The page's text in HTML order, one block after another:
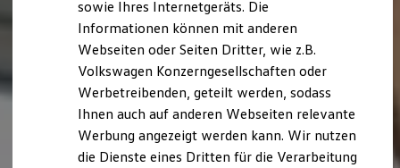
Lifestyle Shop
T-Roc Kollektion
Golf Kollektion
ID. Kollektion
Volkswagen Kollektion
R-Kollektion
GTI Kollektion
Fußball Drop
we drive football
sowie Ihres Internetgeräts. Die
Informationen können mit anderen
Webseiten oder Seiten Dritter, wie z.B.
Volkswagen Konzerngesellschaften oder
Werbetreibenden, geteilt werden, sodass
Ihnen auch auf anderen Webseiten relevante
Werbung angezeigt werden kann. Wir nutzen
die Dienste eines Dritten für die Verarbeitung